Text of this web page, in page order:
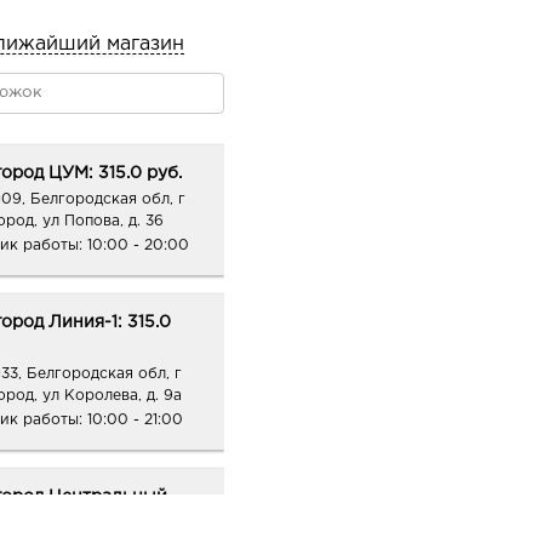
магазин
ЦУМ: 315.0 руб.
Белгородская обл, г
ул Попова, д. 36
работы: 10:00 - 20:00
Линия-1: 315.0
Белгородская обл, г
ул Королева, д. 9а
работы: 10:00 - 21:00
Центральный